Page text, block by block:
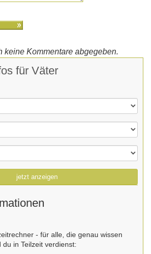
keine Kommentare abgegeben.
für Väter
jetzt anzeigen
- für alle, die genau wissen
in Teilzeit verdienst: